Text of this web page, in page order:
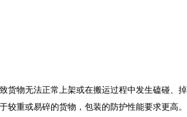
货物无法正常上架或在搬运过程中发生磕碰、掉
重或易碎的货物，包装的防护性能要求更高。